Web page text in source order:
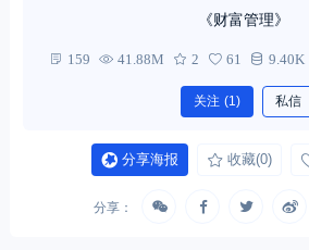
《财富管理》
159 41.88M 2 61 9.40K
关注 (1) 私信
分享海报 收藏(0)
分享：